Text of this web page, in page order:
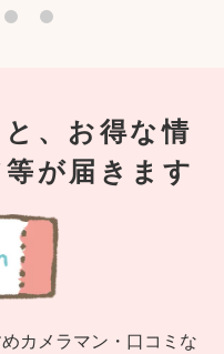
、お得な情
が届きます
カメラマン・口コミな